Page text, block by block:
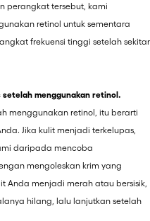
perangkat tersebut, kami
retinol untuk sementara
frekuensi tinggi setelah sekitar
menggunakan retinol.
menggunakan retinol, itu berarti
Jika kulit menjadi terkelupas,
daripada mencoba
mengoleskan krim yang
Anda menjadi merah atau bersisik,
hilang, lalu lanjutkan setelah